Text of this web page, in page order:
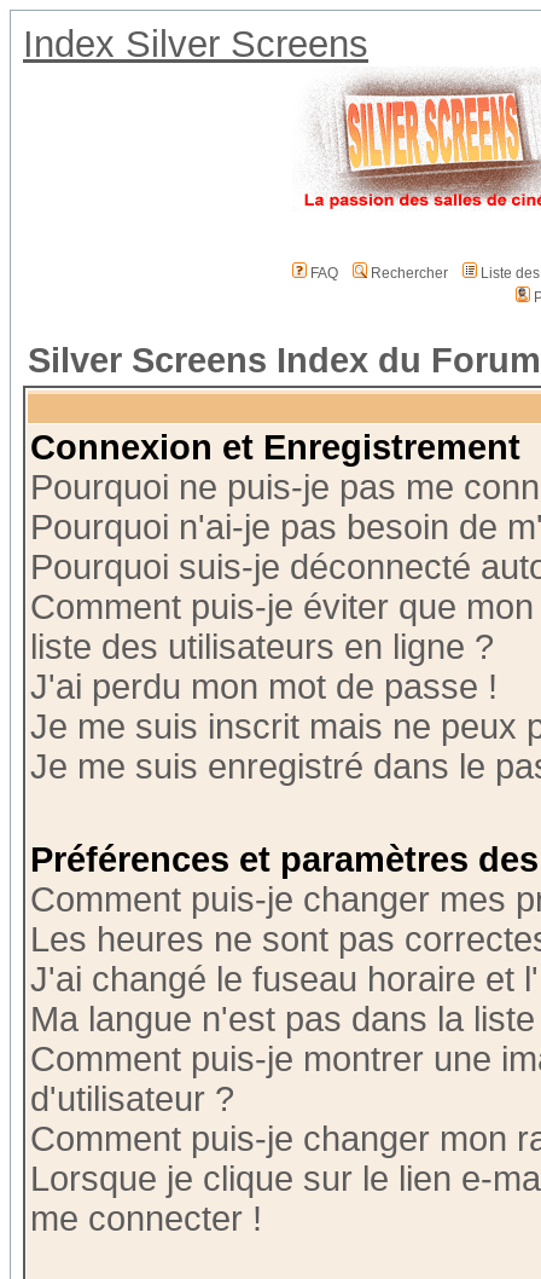
Index Silver Screens
FAQ Rechercher
Liste
Silver Screens Index du Forum
Connexion et Enregistrement
Pourquoi ne puis-je pas me
Pourquoi n'ai-je pas besoin de
Pourquoi suis-je déconnecté
Comment puis-je éviter que
liste des utilisateurs en ligne ?
J'ai perdu mon mot de passe !
Je me suis inscrit mais ne peux
Je me suis enregistré dans le
Préférences et paramètres
Comment puis-je changer mes
Les heures ne sont pas
J'ai changé le fuseau horaire et
Ma langue n'est pas dans la
Comment puis-je montrer une
d'utilisateur ?
Comment puis-je changer mon
Lorsque je clique sur le lien e-
me connecter !